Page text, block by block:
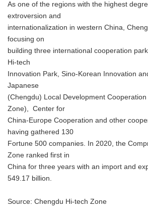
As one of the regions with the highest
extroversion and
internationalization in western China,
focusing on
building three international cooperation
Hi-tech
Innovation Park, Sino-Korean Innovation
Japanese
(Chengdu) Local Development
Zone), Center for
China-Europe Cooperation and other
having gathered 130
Fortune 500 companies. In 2020, the
Zone ranked first in
China for three years with an import and
549.17 billion.
Source: Chengdu Hi-tech Zone